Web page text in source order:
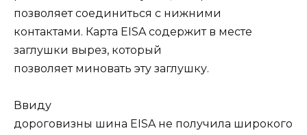
позволяет соединиться с нижними
контактами. Карта EISA содержит в месте
заглушки вырез, который
позволяет миновать эту заглушку.
Ввиду
дороговизны шина EISA не получила широкого